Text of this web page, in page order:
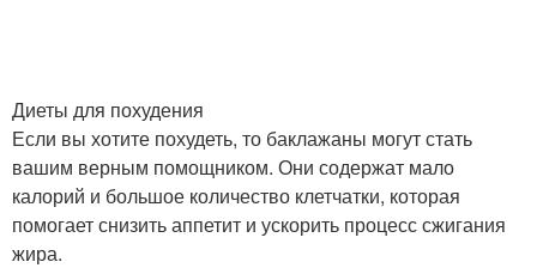
Диеты для похудения
Если вы хотите похудеть, то баклажаны могут стать
вашим верным помощником. Они содержат мало
калорий и большое количество клетчатки, которая
помогает снизить аппетит и ускорить процесс сжигания
жира.